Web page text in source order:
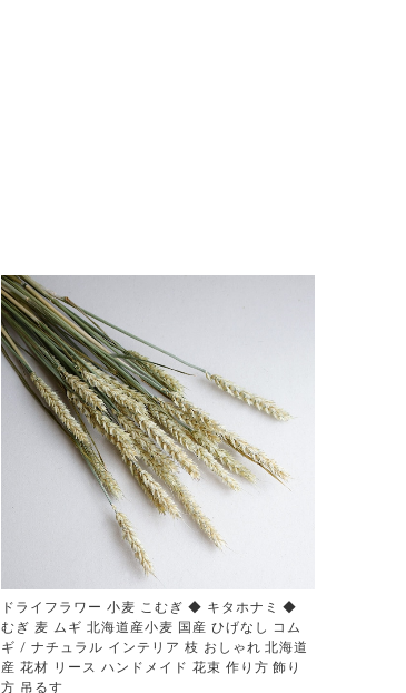
ドライフラワー 小麦 こむぎ ◆ キタホナミ ◆
むぎ 麦 ムギ 北海道産小麦 国産 ひげなし コム
ギ / ナチュラル インテリア 枝 おしゃれ 北海道
産 花材 リース ハンドメイド 花束 作り方 飾り
方 吊るす